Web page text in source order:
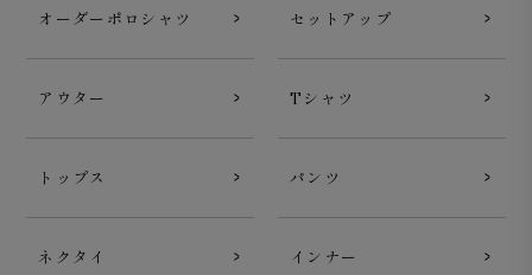
Pants スーピマコットン デニム ホワイト
Journey 5-
オーダーポロシャツ セットアップ
アウター Tシャツ
トップス パンツ
ネクタイ インナー